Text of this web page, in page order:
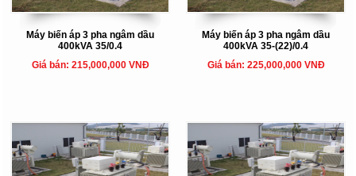
Máy biến áp 3 pha ngâm dầu
400kVA 35/0.4
Giá bán: 215,000,000 VNĐ
Máy biến áp 3 pha ngâm dầu
400kVA 35-(22)/0.4
Giá bán: 225,000,000 VNĐ